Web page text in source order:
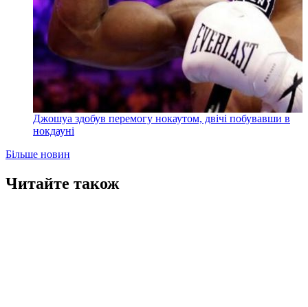
Джошуа здобув перемогу нокаутом, двічі побувавши в
нокдауні
Більше новин
Читайте також